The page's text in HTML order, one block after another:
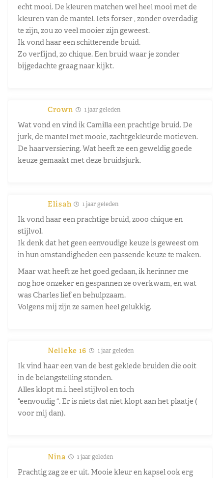
echt mooi. De kleuren matchen wel heel mooi met de
kleuren van de mantel. Iets forser , zonder overdadig
te zijn, zou zo veel mooier zijn geweest.
Ik vond haar een schitterende bruid.
Zo verfijnd, zo chique. Een bruid waar je zonder
bijgedachte graag naar kijkt.
Crown 1 jaar geleden
Wat vond en vind ik Camilla een prachtige bruid. De
jurk, de mantel met mooie, zachtgekleurde motieven.
De haarversiering. Wat heeft ze een geweldig goede
keuze gemaakt met deze bruidsjurk.
Elisah 1 jaar geleden
Ik vond haar een prachtige bruid, zooo chique en
stijlvol.
Ik denk dat het geen eenvoudige keuze is geweest om
in hun omstandigheden een passende keuze te maken.
Maar wat heeft ze het goed gedaan, ik herinner me
nog hoe onzeker en gespannen ze overkwam, en wat
was Charles lief en behulpzaam.
Volgens mij zijn ze samen heel gelukkig.
Nelleke 16 1 jaar geleden
Ik vind haar een van de best geklede bruiden die ooit
in de belangstelling stonden.
Alles klopt m.i. heel stijlvol en toch
“eenvoudig “. Er is niets dat niet klopt aan het plaatje (
voor mij dan).
Nina 1 jaar geleden
Prachtig zag ze er uit. Mooie kleur en kapsel ook erg